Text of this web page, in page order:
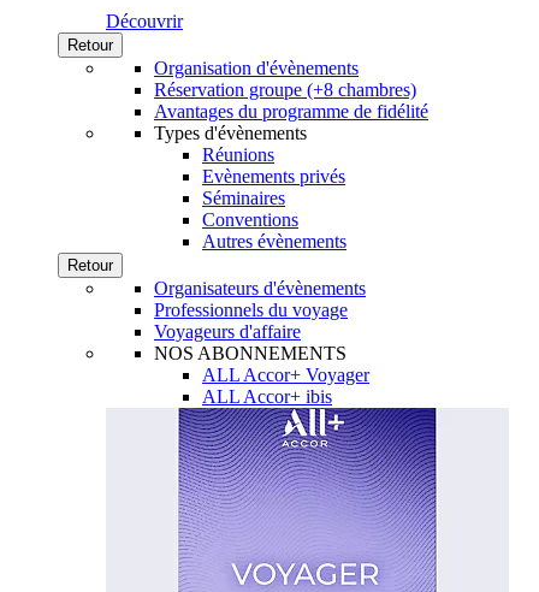
Découvrir
Retour
Organisation d'évènements
Réservation groupe (+8 chambres)
Avantages du programme de fidélité
Types d'évènements
Réunions
Evènements privés
Séminaires
Conventions
Autres évènements
Retour
Organisateurs d'évènements
Professionnels du voyage
Voyageurs d'affaire
NOS ABONNEMENTS
ALL Accor+ Voyager
ALL Accor+ ibis